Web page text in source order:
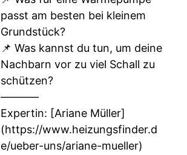
passt am besten bei kleinem
Grundstück?
📌 Was kannst du tun, um deine
Nachbarn vor zu viel Schall zu
schützen?
–––––––
Expertin: [Ariane Müller]
(https://www.heizungsfinder.d
e/ueber-uns/ariane-mueller)